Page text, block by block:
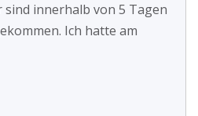
sind innerhalb von 5 Tagen
Ich hatte am